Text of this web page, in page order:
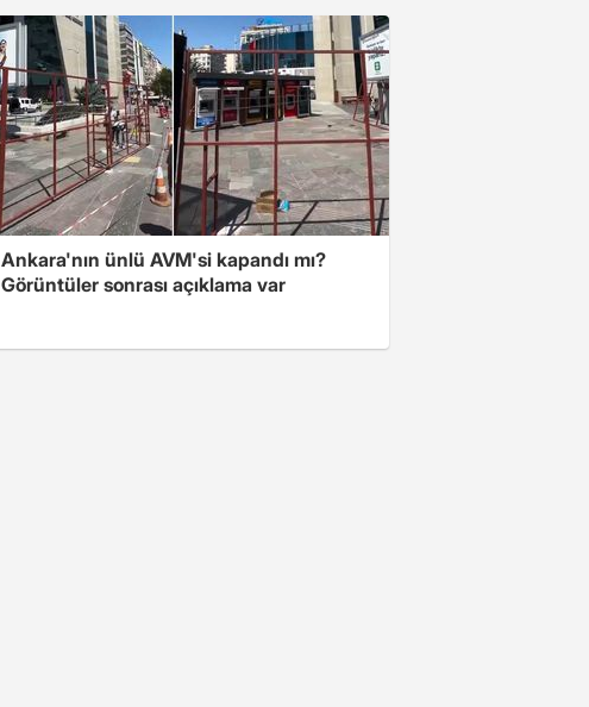
Ankara'nın ünlü AVM'si kapandı mı?
Görüntüler sonrası açıklama var